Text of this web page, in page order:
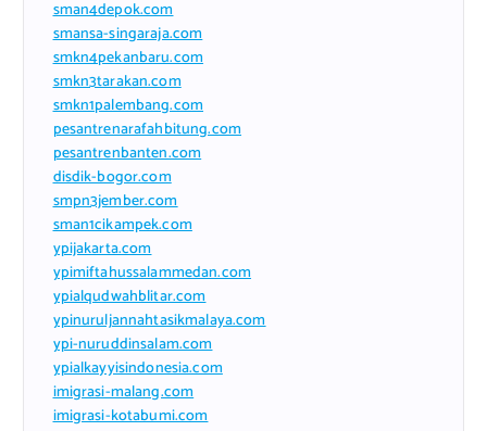
sman4depok.com
smansa-singaraja.com
smkn4pekanbaru.com
smkn3tarakan.com
smkn1palembang.com
pesantrenarafahbitung.com
pesantrenbanten.com
disdik-bogor.com
smpn3jember.com
sman1cikampek.com
ypijakarta.com
ypimiftahussalammedan.com
ypialqudwahblitar.com
ypinuruljannahtasikmalaya.com
ypi-nuruddinsalam.com
ypialkayyisindonesia.com
imigrasi-malang.com
imigrasi-kotabumi.com